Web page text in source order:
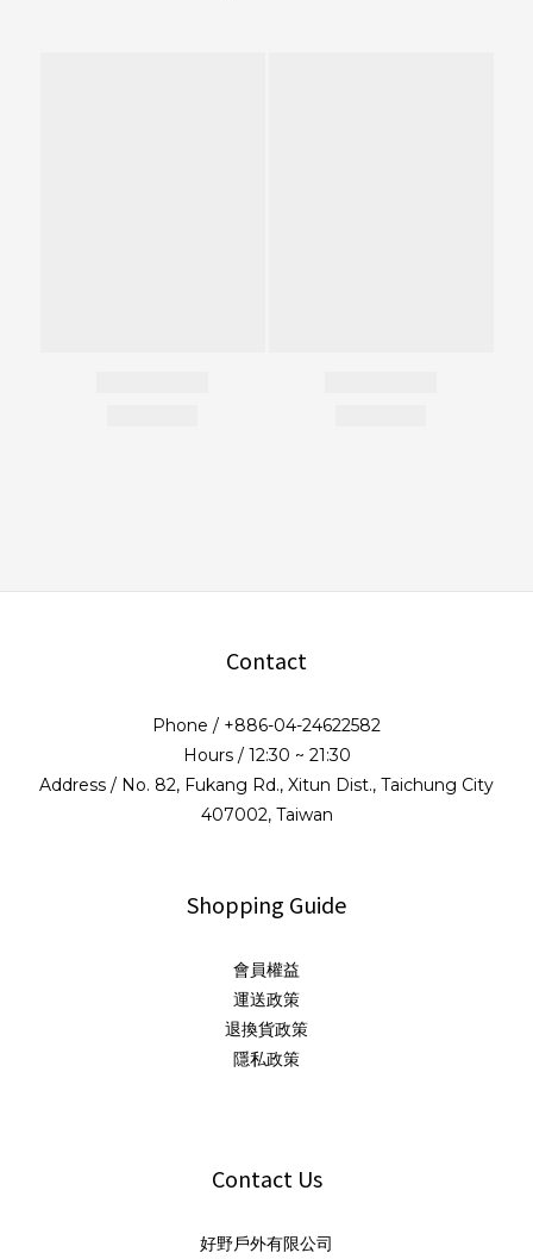
Contact
Phone / +886-04-24622582
Hours / 12:30 ~ 21:30
Address / No. 82, Fukang Rd., Xitun Dist., Taichung City
407002, Taiwan
Shopping Guide
會員權益
運送政策
退換貨政策
隱私政策
Contact Us
好野戶外有限公司